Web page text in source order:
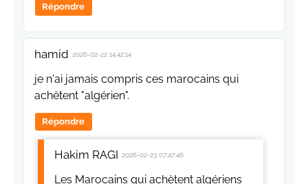
Répondre
hamid 2026-02-22 14:42:14
je n'ai jamais compris ces marocains qui
achètent "algérien".
Répondre
Hakim RAGI 2026-02-23 07:47:46
Les Marocains qui achètent algériens